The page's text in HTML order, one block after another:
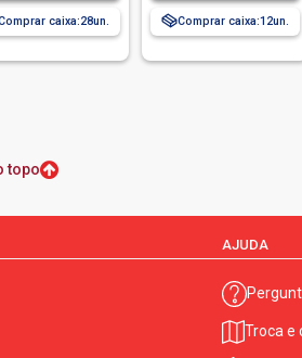
caixa:28 Comprar caixa:12
topo
AJUDA
Troca e